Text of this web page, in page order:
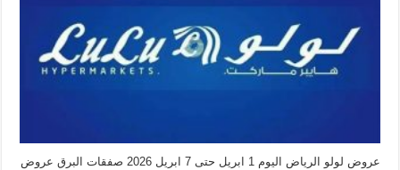
عروض لولو الرياض اليوم 1 ابريل حتى 7 ابريل 2026 صفقات البرق عروض